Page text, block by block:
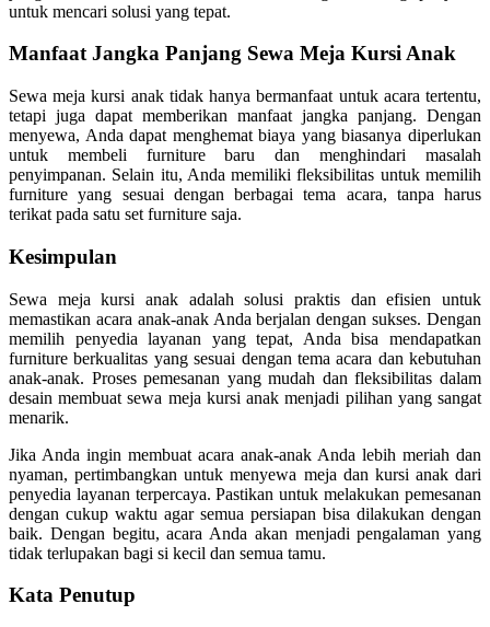
untuk mencari solusi yang tepat.
Manfaat Jangka Panjang Sewa Meja Kursi Anak
Sewa meja kursi anak tidak hanya bermanfaat untuk acara tertentu,
tetapi juga dapat memberikan manfaat jangka panjang. Dengan
menyewa, Anda dapat menghemat biaya yang biasanya diperlukan
untuk membeli furniture baru dan menghindari masalah
penyimpanan. Selain itu, Anda memiliki fleksibilitas untuk memilih
furniture yang sesuai dengan berbagai tema acara, tanpa harus
terikat pada satu set furniture saja.
Kesimpulan
Sewa meja kursi anak adalah solusi praktis dan efisien untuk
memastikan acara anak-anak Anda berjalan dengan sukses. Dengan
memilih penyedia layanan yang tepat, Anda bisa mendapatkan
furniture berkualitas yang sesuai dengan tema acara dan kebutuhan
anak-anak. Proses pemesanan yang mudah dan fleksibilitas dalam
desain membuat sewa meja kursi anak menjadi pilihan yang sangat
menarik.
Jika Anda ingin membuat acara anak-anak Anda lebih meriah dan
nyaman, pertimbangkan untuk menyewa meja dan kursi anak dari
penyedia layanan terpercaya. Pastikan untuk melakukan pemesanan
dengan cukup waktu agar semua persiapan bisa dilakukan dengan
baik. Dengan begitu, acara Anda akan menjadi pengalaman yang
tidak terlupakan bagi si kecil dan semua tamu.
Kata Penutup